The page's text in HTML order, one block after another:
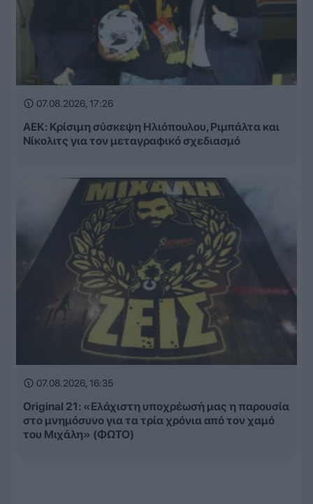
07.08.2026, 17:26
ΑΕΚ: Κρίσιμη σύσκεψη Ηλιόπουλου, Ριμπάλτα και
Νίκολιτς για τον μεταγραφικό σχεδιασμό
07.08.2026, 16:35
Original 21: «Ελάχιστη υποχρέωσή μας η παρουσία
στο μνημόσυνο για τα τρία χρόνια από τον χαμό
του Μιχάλη» (ΦΩΤΟ)